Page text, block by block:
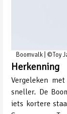
Boomvalk | ©Toy
Herkenning
Vergeleken met
sneller. De
iets kortere